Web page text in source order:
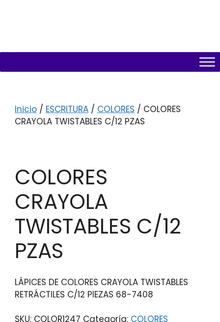
Inicio / ESCRITURA / COLORES / COLORES
CRAYOLA TWISTABLES C/12 PZAS
COLORES
CRAYOLA
TWISTABLES C/12
PZAS
LÁPICES DE COLORES CRAYOLA TWISTABLES
RETRÁCTILES C/12 PIEZAS 68-7408
SKU: COLOR1247 Categoría: COLORES